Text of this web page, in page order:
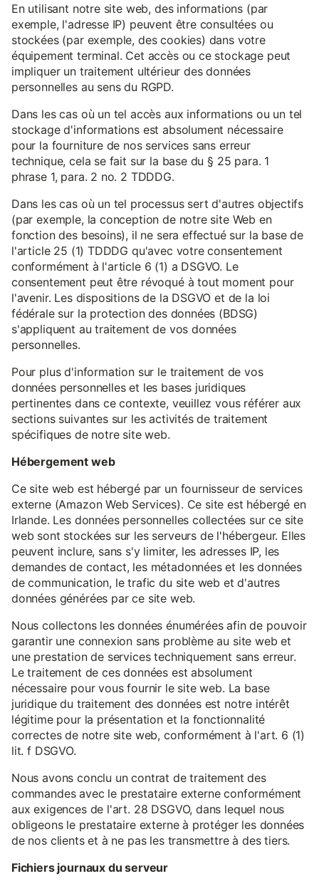
En utilisant notre site web, des informations (par
exemple, l'adresse IP) peuvent être consultées ou
stockées (par exemple, des cookies) dans votre
équipement terminal. Cet accès ou ce stockage peut
impliquer un traitement ultérieur des données
personnelles au sens du RGPD.
Dans les cas où un tel accès aux informations ou un tel
stockage d'informations est absolument nécessaire
pour la fourniture de nos services sans erreur
technique, cela se fait sur la base du § 25 para. 1
phrase 1, para. 2 no. 2 TDDDG.
Dans les cas où un tel processus sert d'autres objectifs
(par exemple, la conception de notre site Web en
fonction des besoins), il ne sera effectué sur la base de
l'article 25 (1) TDDDG qu'avec votre consentement
conformément à l'article 6 (1) a DSGVO. Le
consentement peut être révoqué à tout moment pour
l'avenir. Les dispositions de la DSGVO et de la loi
fédérale sur la protection des données (BDSG)
s'appliquent au traitement de vos données
personnelles.
Pour plus d'information sur le traitement de vos
données personnelles et les bases juridiques
pertinentes dans ce contexte, veuillez vous référer aux
sections suivantes sur les activités de traitement
spécifiques de notre site web.
Hébergement web
Ce site web est hébergé par un fournisseur de services
externe (Amazon Web Services). Ce site est hébergé en
Irlande. Les données personnelles collectées sur ce site
web sont stockées sur les serveurs de l'hébergeur. Elles
peuvent inclure, sans s'y limiter, les adresses IP, les
demandes de contact, les métadonnées et les données
de communication, le trafic du site web et d'autres
données générées par ce site web.
Nous collectons les données énumérées afin de pouvoir
garantir une connexion sans problème au site web et
une prestation de services techniquement sans erreur.
Le traitement de ces données est absolument
nécessaire pour vous fournir le site web. La base
juridique du traitement des données est notre intérêt
légitime pour la présentation et la fonctionnalité
correctes de notre site web, conformément à l'art. 6 (1)
lit. f DSGVO.
Nous avons conclu un contrat de traitement des
commandes avec le prestataire externe conformément
aux exigences de l'art. 28 DSGVO, dans lequel nous
obligeons le prestataire externe à protéger les données
de nos clients et à ne pas les transmettre à des tiers.
Fichiers journaux du serveur